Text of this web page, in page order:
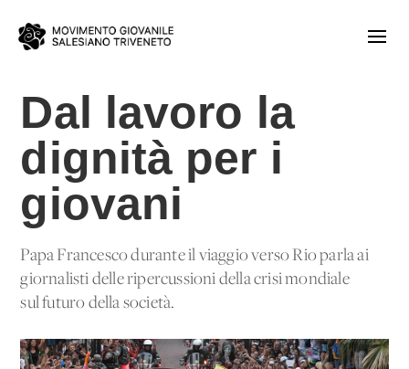
Dal lavoro la
dignità per i
giovani
Papa Francesco durante il viaggio verso Rio parla ai
giornalisti delle ripercussioni della crisi mondiale
sul futuro della società.